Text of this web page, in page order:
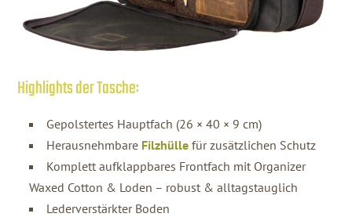
Highlights der Tasche:
Gepolstertes Hauptfach (26 × 40 × 9 cm)
Herausnehmbare Filzhülle für zusätzlichen Schutz
Komplett aufklappbares Frontfach mit Organizer
Waxed Cotton & Loden – robust & alltagstauglich
Lederverstärkter Boden